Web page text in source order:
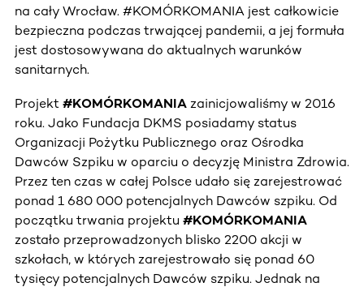
na cały Wrocław. #KOMÓRKOMANIA jest całkowicie
bezpieczna podczas trwającej pandemii, a jej formuła
jest dostosowywana do aktualnych warunków
sanitarnych.
Projekt #KOMÓRKOMANIA zainicjowaliśmy w 2016
roku. Jako Fundacja DKMS posiadamy status
Organizacji Pożytku Publicznego oraz Ośrodka
Dawców Szpiku w oparciu o decyzję Ministra Zdrowia.
Przez ten czas w całej Polsce udało się zarejestrować
ponad 1 680 000 potencjalnych Dawców szpiku. Od
początku trwania projektu #KOMÓRKOMANIA
zostało przeprowadzonych blisko 2200 akcji w
szkołach, w których zarejestrowało się ponad 60
tysięcy potencjalnych Dawców szpiku. Jednak na